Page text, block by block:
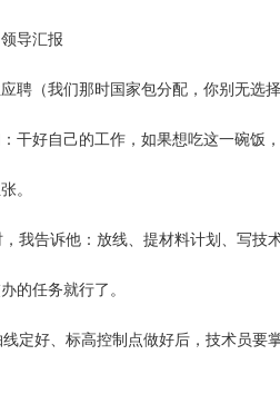
导汇报
聘（我们那时国家包分配，你别无
干好自己的工作，如果想吃这一碗
。
我告诉他：放线、提材料计划、写技
的任务就行了。
定好、标高控制点做好后，技术员要